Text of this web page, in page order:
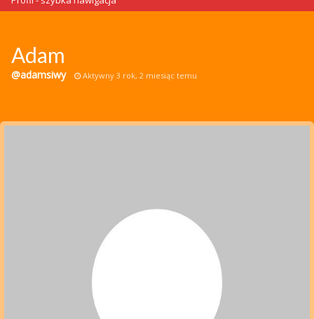
o nas
Adam
@adamsiwy Aktywny 3 rok, 2 miesiąc temu